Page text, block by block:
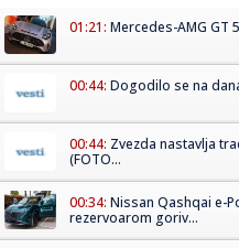
01:21: Mercedes-AMG GT
00:44: Dogodilo se na
00:44: Zvezda nastavlja
(FOTO...
00:34: Nissan Qashqai e-
rezervoarom goriv...